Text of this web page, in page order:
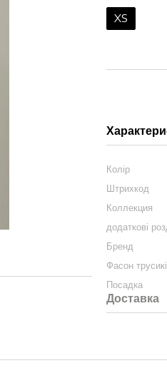
XS
Колір
Штрихкод
Коллекция
додаткові
Бренд
Фасон
Посадка
Доставка